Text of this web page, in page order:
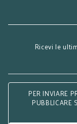
Ricevi le
PER INVIARE
PUBBLICARE